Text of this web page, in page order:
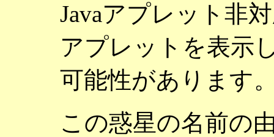
Javaアプレット非
アプレットを表示
可能性があります
この惑星の名前の